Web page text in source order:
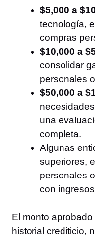
$5,000 a
tecnología,
compras
$10,000 a
consolidar
personales
$50,000 a
una
completa.
Algunas
superiores,
personales
con
El monto
historial crediticio,